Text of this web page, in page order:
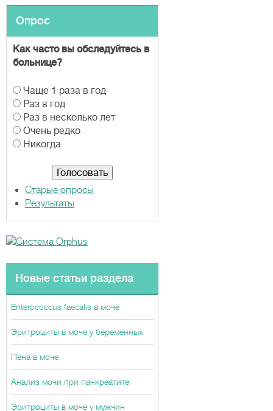
Опрос
Как часто вы обследуйтесь в
больнице?
В
а
р
и
а
Чаще 1 раза в год
Раз в год
Раз в несколько лет
Очень редко
Никогда
Старые опросы
Результаты
Новые статьи раздела
Enterococcus faecalis в моче
Эритроциты в моче у беременных
Пена в моче
Анализ мочи при панкреатите
Эритроциты в моче у мужчин